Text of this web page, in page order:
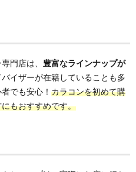
門店は、 豊富なラインナップが
イザーが在籍していることも多
でも安心！ カラコンを初めて購
もおすすめです。